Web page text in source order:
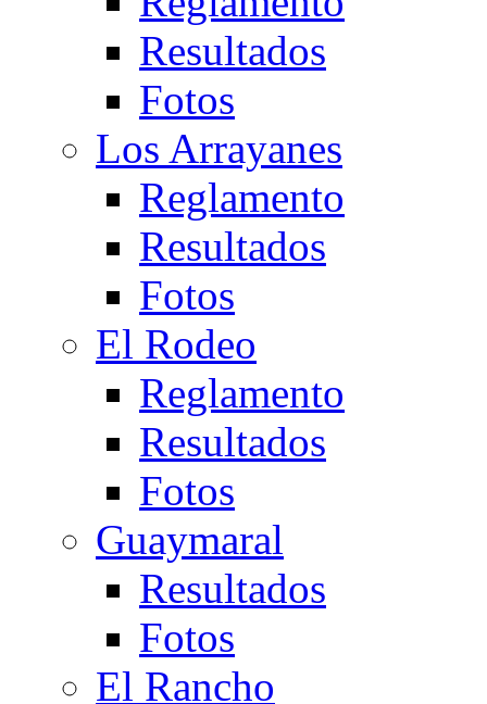
Resultados
Fotos
Los Arrayanes
Reglamento
Resultados
Fotos
El Rodeo
Reglamento
Resultados
Fotos
Guaymaral
Resultados
Fotos
El Rancho